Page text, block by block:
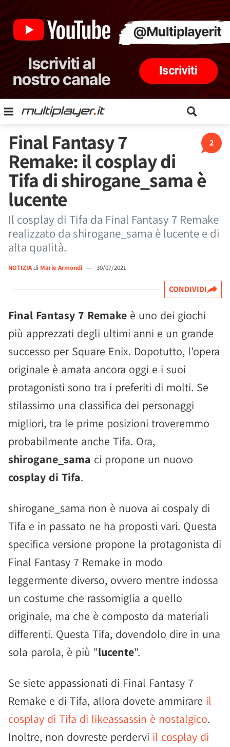
2
Final Fantasy 7
Remake: il cosplay di
Tifa di shirogane_sama è
lucente
Il cosplay di Tifa da Final Fantasy 7 Remake
realizzato da shirogane_sama è lucente e di
alta qualità.
NOTIZIAdi Marie Armondi — 30/07/2021
CONDIVIDI
Final Fantasy 7 Remake è uno dei giochi
più apprezzati degli ultimi anni e un grande
successo per Square Enix. Dopotutto, l'opera
originale è amata ancora oggi e i suoi
protagonisti sono tra i preferiti di molti. Se
stilassimo una classifica dei personaggi
migliori, tra le prime posizioni troveremmo
probabilmente anche Tifa. Ora,
shirogane_sama ci propone un nuovo
cosplay di Tifa.
shirogane_sama non è nuova ai cospaly di
Tifa e in passato ne ha proposti vari. Questa
specifica versione propone la protagonista di
Final Fantasy 7 Remake in modo
leggermente diverso, ovvero mentre indossa
un costume che rassomiglia a quello
originale, ma che è composto da materiali
differenti. Questa Tifa, dovendolo dire in una
sola parola, è più "lucente".
Se siete appassionati di Final Fantasy 7
Remake e di Tifa, allora dovete ammirare il
cosplay di Tifa di likeassassin è nostalgico.
Inoltre, non dovreste perdervi il cosplay di